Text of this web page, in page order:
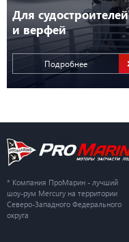
Для судостроителей
и верфей
Подробнее
* Компания ПроМарин - лучший
шоу-рум Mercury на территории
Северо-Западного Федерального
округа